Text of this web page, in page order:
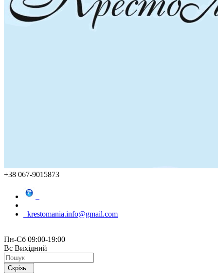
+38 067-9015873
krestomania.info@gmail.com
Пн-Сб 09:00-19:00
Вс Вихідний
Скрізь